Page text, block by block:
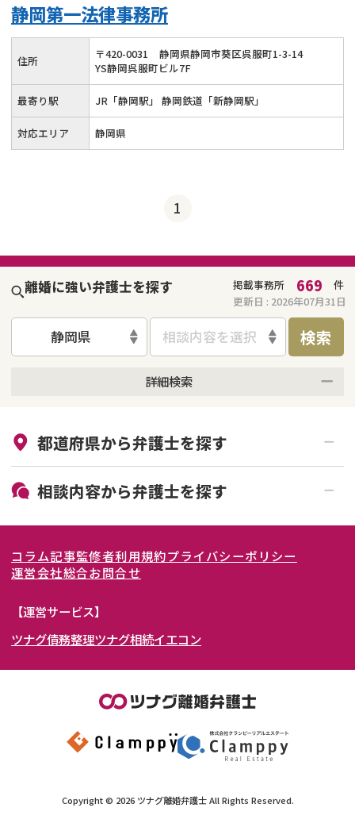
静岡第一法律事務所
住所 〒420-0031
静岡県静岡市葵区呉服町1-3-14
YS静岡呉服町ビル7F
最寄り駅 JR「静岡駅」 静岡鉄道「新静岡駅」
対応エリア 静岡県
1
離婚に強い弁護士を探す 掲載事務所 669
件
更新日 : 2026年07月31日
静岡県 相談内容を選択 検索
詳細検索
初回相談無料
土日祝の相談可能
都道府県から弁護士を探す
北海道・東北
北海道 青森県
岩手県 宮城県
秋田県
福島県
関東
東京都 神奈川県
埼玉県
茨城県 群馬県
東海
愛知県
岐阜県 山梨県
関西
大阪府 京都府
奈良県
和歌山県
北陸・甲信越
石川県
富山県
岡山県
九州・沖縄
相談内容から弁護士を探す
離婚裁判
親権・面会交流権
不貞・不倫慰謝料請求
養育費問題
財産分与
コラム記事監修者利用規約プライバシーポリシー
運営会社総合お問合せ
【運営サービス】
ツナグ債務整理ツナグ相続イエコン
Copyright © 2026 ツナグ離婚弁護士All Rights Reserved.